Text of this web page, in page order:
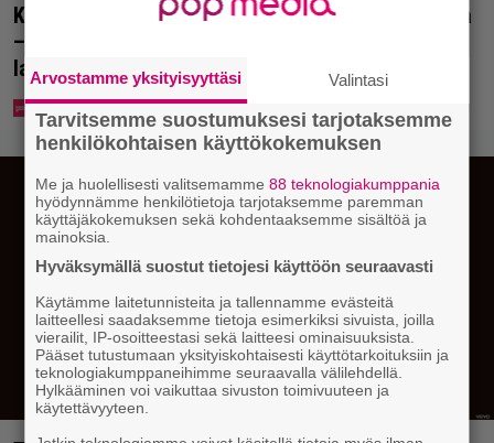
Karita Tykän ja Sami Saikkosen rakkaus kukoistaa
– vähäpukeista hempeilyä ja leveitä virnistyksiä
laiturilla
Arvostamme yksityisyyttäsi Valintasi
Tarvitsemme suostumuksesi tarjotaksemme
henkilökohtaisen käyttökokemuksen
Me ja huolellisesti valitsemamme88 teknologiakumppania
hyödynnämme henkilötietoja tarjotaksemme paremman
käyttäjäkokemuksen sekä kohdentaaksemme sisältöä ja
mainoksia.
Hyväksymällä suostut tietojesi käyttöön seuraavasti
Käytämme laitetunnisteita ja tallennamme evästeitä
laitteellesi saadaksemme tietoja esimerkiksi sivuista, joilla
vierailit, IP-osoitteestasi sekä laitteesi ominaisuuksista.
Pääset tutustumaan yksityiskohtaisesti käyttötarkoituksiin ja
teknologiakumppaneihimme seuraavalla välilehdellä.
Hylkääminen voi vaikuttaa sivuston toimivuuteen ja
käytettävyyteen.